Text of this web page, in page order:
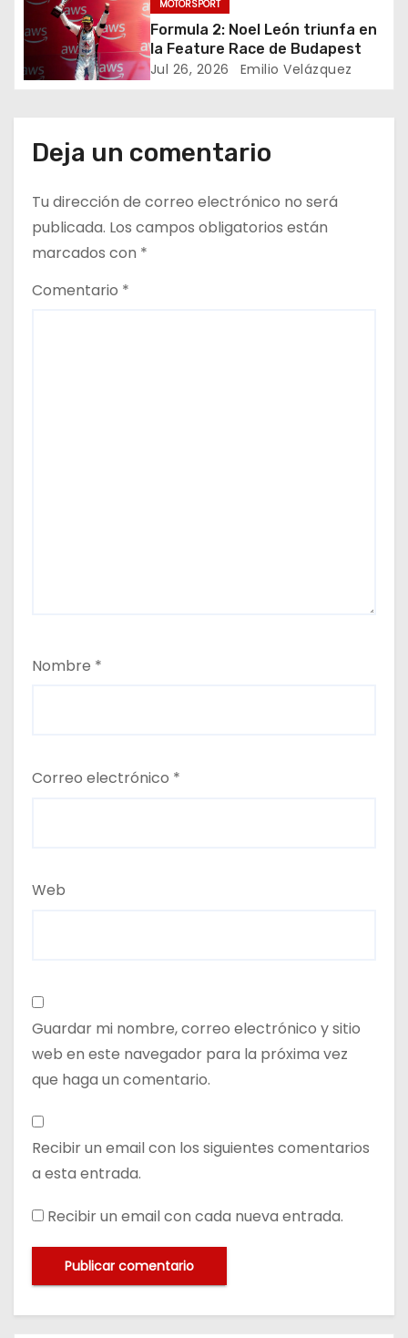
d
e
n
t
r
a
d
MOTORSPORT
Formula 2: Noel León triunfa en
la Feature Race de Budapest
Jul 26, 2026 Emilio Velázquez
Deja un comentario
Tu dirección de correo electrónico no será
publicada. Los campos obligatorios están
marcados con *
Comentario *
Nombre *
Correo electrónico *
Web
Guardar mi nombre, correo electrónico y sitio
web en este navegador para la próxima vez
que haga un comentario.
Recibir un email con los siguientes comentarios
a esta entrada.
Recibir un email con cada nueva entrada.